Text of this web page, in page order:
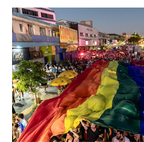
Segurança Institucional (GSI); o tenente-
ex-ajudante de ordens de Bolsonaro
presidente da República Jair Bolsonaro;
Sérgio Nogueira, ex-ministro da Defesa;
reserva Walter Braga Netto, ex-ministro
Defesa. A acusação envolveu os crimes
abolição violenta do Estado
E...